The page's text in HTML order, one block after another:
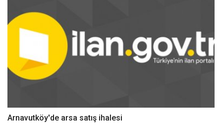
Arnavutköy'de arsa satış ihalesi